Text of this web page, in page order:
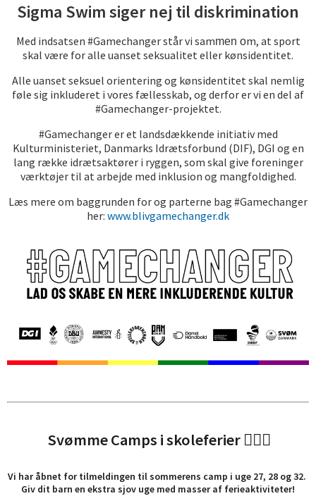
Sigma Swim siger nej til diskrimination
Med indsatsen #Gamechanger står vi sammen om, at sport
skal være for alle uanset seksualitet eller kønsidentitet.
Alle uanset seksuel orientering og kønsidentitet skal nemlig
føle sig inkluderet i vores fællesskab, og derfor er vi en del af
#Gamechanger-projektet.
#Gamechanger er et landsdækkende initiativ med
Kulturministeriet, Danmarks Idrætsforbund (DIF), DGI og en
lang række idrætsaktører i ryggen, som skal give foreninger
værktøjer til at arbejde med inklusion og mangfoldighed.
Læs mere om baggrunden for og parterne bag #Gamechanger
her: www.blivgamechanger.dk
Svømme Camps i skoleferier 🏊‍♀️🌞
Vi har åbnet for tilmeldingen til sommerens camp i uge 27, 28 og 32.
Giv dit barn en ekstra sjov uge med masser af ferieaktiviteter!